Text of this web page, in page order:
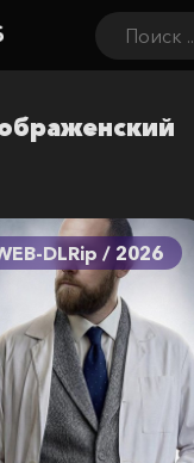
DLRip / 2026